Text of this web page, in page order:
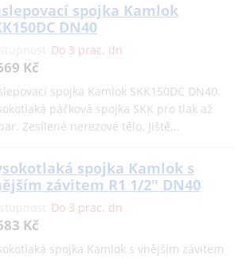
spojka Kamlok
DN40
Do 3 prac. dn
Kč
spojka Kamlok SKK150DC DN40.
páčková spojka SKK pro tlak až
Zesílené nerezové tělo. Jiště…
spojka Kamlok s
závitem R1 1/2" DN40
Do 3 prac. dn
Kč
spojka Kamlok s vnějším závitem